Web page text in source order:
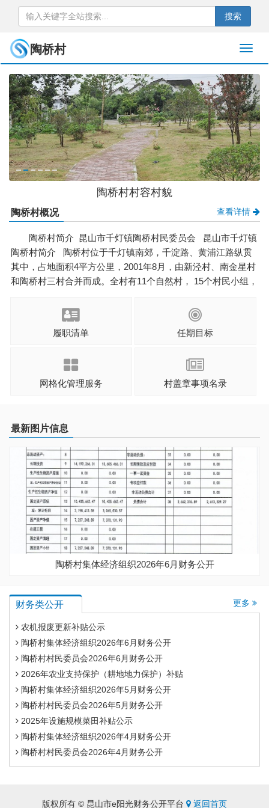
搜索
陶桥村
陶桥村村容村貌
陶桥村概况 查看详情
陶桥村简介 昆山市千灯镇陶桥村民委员会 昆山市千灯镇
陶桥村简介 陶桥村位于千灯镇南郊，千淀路、黄浦江路纵贯
其中，占地面积4平方公里，2001年8月，由新泾村、南金星村
和陶桥村三村合并而成。全村有11个自然村， 15个村民小组，
员76人，总支下设3个支部，现任村干部5人。陶 ...
履职清单 任期目标
网格化管理服务 村盖章事项名录
最新图片信息
陶桥村集体经济组织2026年6月财务公开
财务类公开 更多
农机报废更新补贴公示
陶桥村集体经济组织2026年6月财务公开
陶桥村村民委员会2026年6月财务公开
2026年农业支持保护（耕地地力保护）补贴
陶桥村集体经济组织2026年5月财务公开
陶桥村村民委员会2026年5月财务公开
2025年设施规模菜田补贴公示
陶桥村集体经济组织2026年4月财务公开
陶桥村村民委员会2026年4月财务公开
版权所有 © 昆山市e阳光财务公开平台 返回首页